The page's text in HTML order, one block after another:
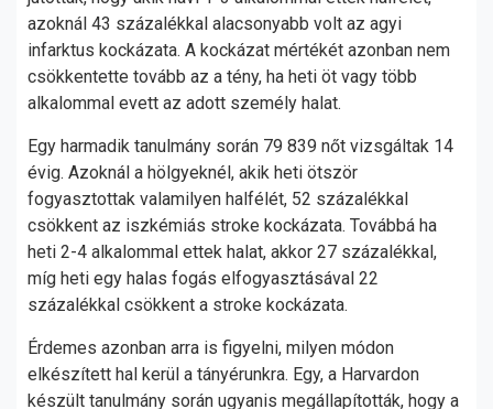
azoknál 43 százalékkal alacsonyabb volt az agyi
infarktus kockázata. A kockázat mértékét azonban nem
csökkentette tovább az a tény, ha heti öt vagy több
alkalommal evett az adott személy halat.
Egy harmadik tanulmány során 79 839 nőt vizsgáltak 14
évig. Azoknál a hölgyeknél, akik heti ötször
fogyasztottak valamilyen halfélét, 52 százalékkal
csökkent az iszkémiás stroke kockázata. Továbbá ha
heti 2-4 alkalommal ettek halat, akkor 27 százalékkal,
míg heti egy halas fogás elfogyasztásával 22
százalékkal csökkent a stroke kockázata.
Érdemes azonban arra is figyelni, milyen módon
elkészített hal kerül a tányérunkra. Egy, a Harvardon
készült tanulmány során ugyanis megállapították, hogy a